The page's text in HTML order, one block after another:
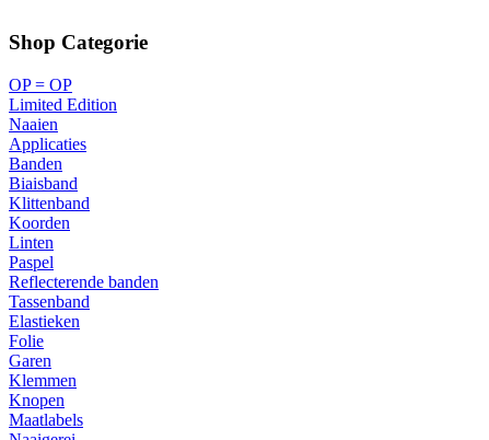
Shop Categorie
OP = OP
Limited Edition
Naaien
Applicaties
Banden
Biaisband
Klittenband
Koorden
Linten
Paspel
Reflecterende banden
Tassenband
Elastieken
Folie
Garen
Klemmen
Knopen
Maatlabels